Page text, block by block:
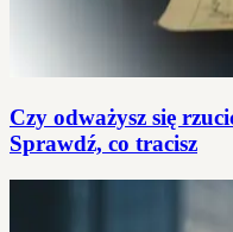
Czy odważysz się
Sprawdź, co tracisz